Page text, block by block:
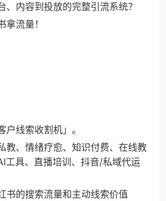
、内容到投放的完整引流系统？
流量！
户线索收割机」。
教、情绪疗愈、知识付费、在线教
工具、直播培训、抖音/私域代运
书的搜索流量和主动线索价值